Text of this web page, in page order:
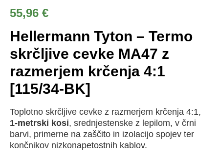
55,96 €
Hellermann Tyton – Termo
skrčljive cevke MA47 z
razmerjem krčenja 4:1
[115/34-BK]
Toplotno skrčljive cevke z razmerjem krčenja 4:1,
1-metrski kosi, srednjestenske z lepilom, v črni
barvi, primerne na zaščito in izolacijo spojev ter
končnikov nizkonapetostnih kablov.